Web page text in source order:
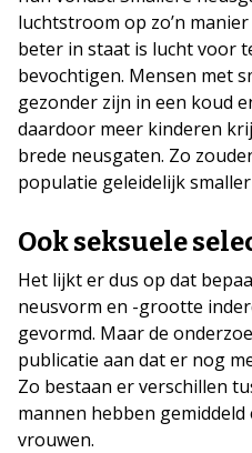
luchtstroom op zo’n
beter in staat is lucht voor
bevochtigen. Mensen met
gezonder zijn in een koud
daardoor meer kinderen
brede neusgaten. Zo
populatie geleidelijk
Ook seksuele
Het lijkt er dus op dat
neusvorm en -grootte
gevormd. Maar de
publicatie aan dat er nog
Zo bestaan er verschillen
mannen hebben
vrouwen.